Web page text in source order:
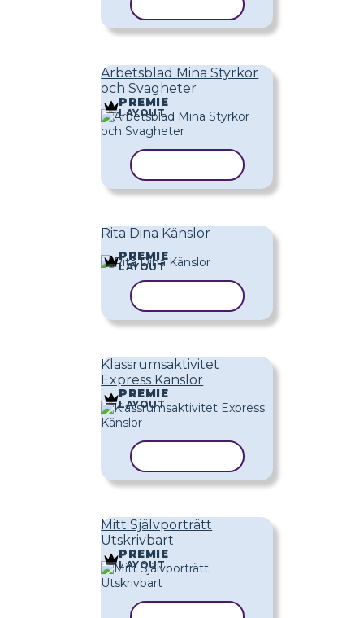
Arbetsblad Mina Styrkor
och Svagheter
PREMIE
LAYOUT
Rita Dina Känslor
PREMIE
LAYOUT
Klassrumsaktivitet
Express Känslor
PREMIE
LAYOUT
Mitt Självporträtt
Utskrivbart
PREMIE
LAYOUT